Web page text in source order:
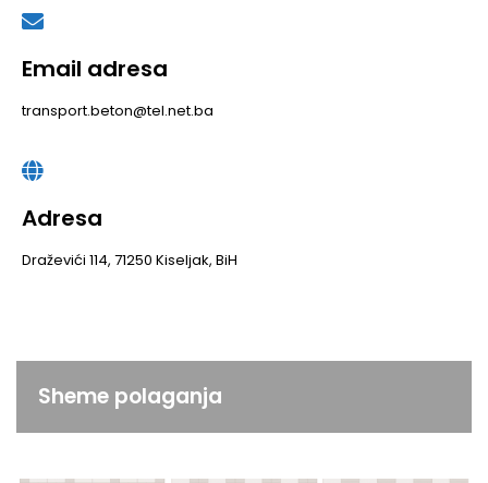
Email adresa
transport.beton@tel.net.ba
Adresa
Draževići 114, 71250 Kiseljak, BiH
Sheme polaganja